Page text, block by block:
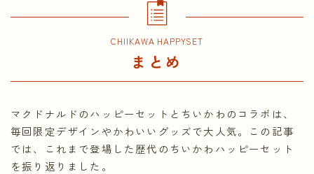
CHIIKAWA HAPPYSET
まとめ
マクドナルドのハッピーセットとちいかわのコラボは、
毎回限定デザインやかわいいグッズで大人気。この記事
では、これまで登場した歴代のちいかわハッピーセット
を振り返りました。